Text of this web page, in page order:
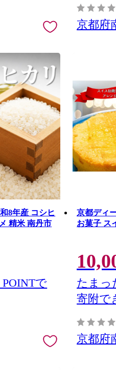
京都府
8年産 コシヒ
精米 南丹市
で
京都ディ
お菓子 ス
たまっ
寄附で
京都府